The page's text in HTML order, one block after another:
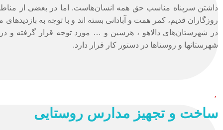
داشتن سرپناه مناسب حق همه انسان‌هاست. اما در بعضی از
روزگاران قدیم، کمر همت و آبادانی بسته اند و با توجه به
در شهرستان‌های دالاهو ، هرسین و … مورد توجه قرار گرفته و در
شهرستانها و روستاها در دستور کار قرار دارد.
ساخت و تجهیز مدارس روستایی